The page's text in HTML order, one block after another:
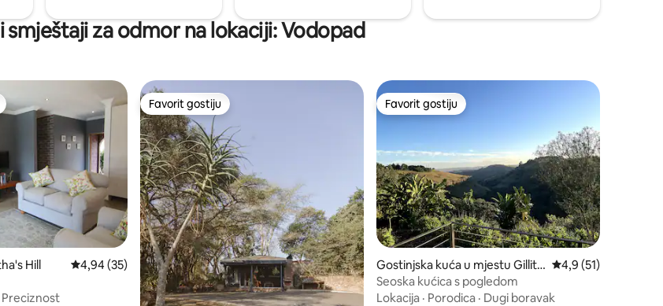
smještaji za odmor na lokaciji: Vodopad
Hill Prosječna ocjena: 4,94 od 5, recenzija: 35
4,94 (35)
Preciznost
Favorit gostiju
Favorit gostiju Favorit gostiju
Favorit gostiju
Gostinjska kuća u mjestu Gillitt
s
Prosječna ocjena:
4,9 (51)
Seoska kućica s pogledom
Lokacija · Porodica · Dugi boravak